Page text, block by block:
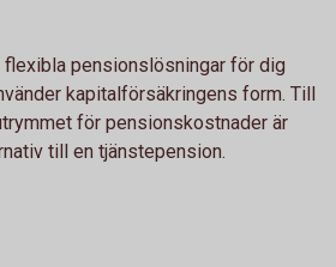
pensionslösningar för dig
kapitalförsäkringens form. Till
för pensionskostnader är
till en tjänstepension.